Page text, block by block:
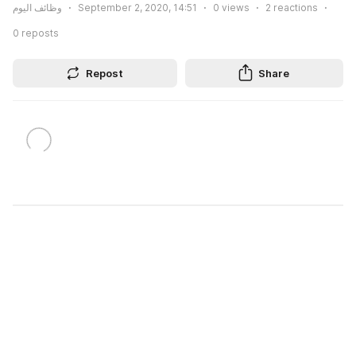
وظائف اليوم September 2, 2020, 14:51 0 views 2 reactions
0 reposts
Repost Share